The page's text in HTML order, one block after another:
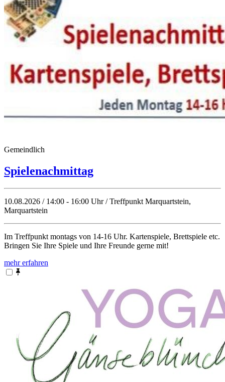
Gemeindlich
Spielenachmittag
10.08.2026 / 14:00 - 16:00 Uhr / Treffpunkt Marquartstein,
Marquartstein
Im Treffpunkt montags von 14-16 Uhr. Kartenspiele, Brettspiele etc.
Bringen Sie Ihre Spiele und Ihre Freunde gerne mit!
mehr erfahren